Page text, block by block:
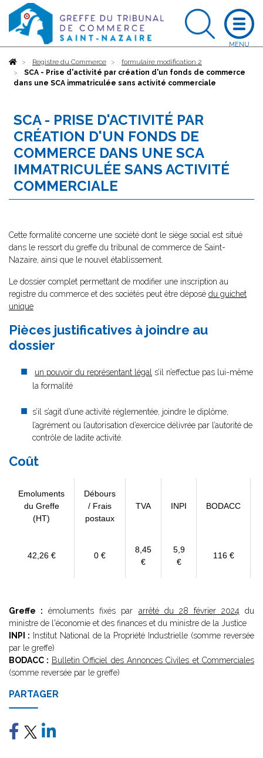
AccueilRegistre du Commerce
formulaire modification 2
SCA - Prise d'activité par création d'un fonds de commerce
dans une SCA immatriculée sans activité commerciale
SCA - PRISE D'ACTIVITÉ PAR
CRÉATION D'UN FONDS DE
COMMERCE DANS UNE SCA
IMMATRICULÉE SANS ACTIVITÉ
COMMERCIALE
Cette formalité concerne une société dont le siège social est situé
dans le ressort du greffe du tribunal de commerce de Saint-
Nazaire, ainsi que le nouvel établissement.
Le dossier complet permettant de modifier une inscription au
registre du commerce et des sociétés peut être déposé du guichet
unique
Pièces justificatives à joindre au
dossier
un pouvoir du représentant légal s’il n’effectue pas lui-même
la formalité
s’il s’agit d’une activité réglementée, joindre le diplôme,
l’agrément ou l’autorisation d’exercice délivrée par l’autorité de
contrôle de ladite activité.
Coût
Emoluments
du Greffe
(HT)
Débours
/ Frais
postaux
TVA INPI BODACC
42,26 € 0 €
8,45
€
5,9
€
116 €
Greffe : émoluments fixés par arrêté du 28 février 2024 du
ministre de l'économie et des finances et du ministre de la Justice
INPI : Institut National de la Propriété Industrielle (somme reversée
par le greffe)
BODACC : Bulletin Officiel des Annonces Civiles et Commerciales
(somme reversée par le greffe)
PARTAGER